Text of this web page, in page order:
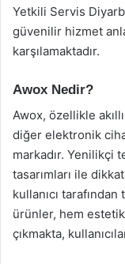
Yetkili Servis
güvenilir hizmet
karşılamaktadır.
Awox Nedir?
Awox, özellikle
diğer elektronik
markadır. Yenilikçi
tasarımları ile
kullanıcı
ürünler, hem
çıkmakta,